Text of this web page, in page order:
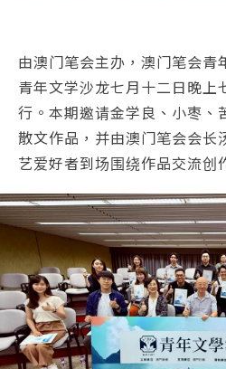
由澳门笔会主办，澳门笔会青
青年文学沙龙七月十二日晚上
行。本期邀请金学良、小枣、
散文作品，并由澳门笔会会长
艺爱好者到场围绕作品交流创